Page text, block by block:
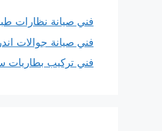
فني صيانة نظارات
فني صيانة جوالات
فني تركيب بطاريات